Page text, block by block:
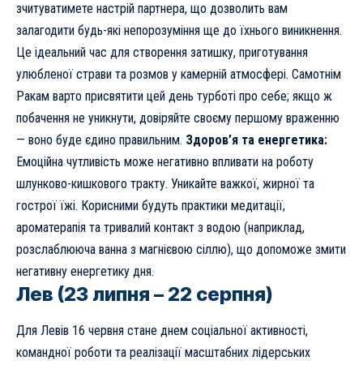
зчитуватимете настрій партнера, що дозволить вам
залагодити будь-які непорозуміння ще до їхнього виникнення.
Це ідеальний час для створення затишку, приготування
улюбленої страви та розмов у камерній атмосфері. Самотнім
Ракам варто присвятити цей день турботі про себе; якщо ж
побачення не уникнути, довіряйте своєму першому враженню
— воно буде єдино правильним. Здоров’я та енергетика:
Емоційна чутливість може негативно впливати на роботу
шлунково-кишкового тракту. Уникайте важкої, жирної та
гострої їжі. Корисними будуть практики медитації,
ароматерапія та тривалий контакт з водою (наприклад,
розслаблююча ванна з магнієвою сіллю), що допоможе змити
негативну енергетику дня.
Лев (23 липня – 22 серпня)
Для Левів 16 червня стане днем соціальної активності,
командної роботи та реалізації масштабних лідерських